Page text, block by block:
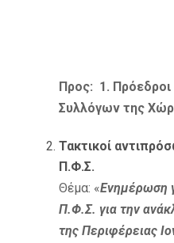
Προς: 1.
Συλλόγων της
Τακτικοί
Π.Φ.Σ.
Θέμα: «Ενημέρωση
Π.Φ.Σ. για την
της Περιφέρειας